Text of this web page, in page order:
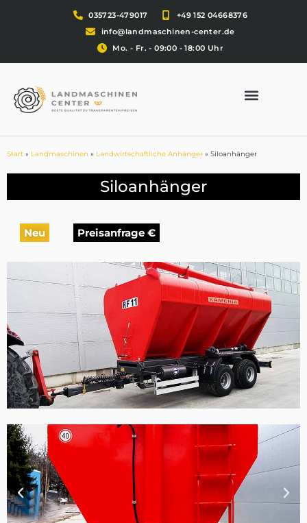
035723-479017
+49 152 04668376
info@landmaschinen-center.de
Mo. - Fr. - 09:00 - 18:00 Uhr
Start » Landmaschinen » Landwirtschaftliche Anhänger » Siloanhänger
Siloanhänger
Neu Preisanfrage €